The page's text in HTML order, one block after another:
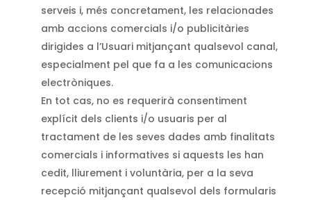
serveis i, més concretament, les relacionades
amb accions comercials i/o publicitàries
dirigides a l’Usuari mitjançant qualsevol canal,
especialment pel que fa a les comunicacions
electròniques.
En tot cas, no es requerirà consentiment
explícit dels clients i/o usuaris per al
tractament de les seves dades amb finalitats
comercials i informatives si aquests les han
cedit, lliurement i voluntària, per a la seva
recepció mitjançant qualsevol dels formularis